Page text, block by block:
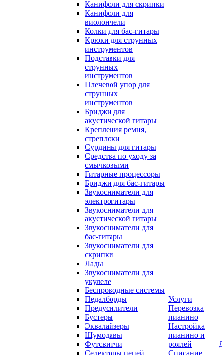
Канифоли для скрипки
Канифоли для
виолончели
Колки для бас-гитары
Крюки для струнных
инструментов
Подставки для
струнных
инструментов
Плечевой упор для
струнных
инструментов
Бриджи для
акустической гитары
Крепления ремня,
стреплоки
Сурдины для гитары
Средства по уходу за
смычковыми
Гитарные процессоры
Бриджи для бас-гитары
Звукосниматели для
электрогитары
Звукосниматели для
акустической гитары
Звукосниматели для
бас-гитары
Звукосниматели для
скрипки
Лады
Звукосниматели для
укулеле
Беспроводные системы
Педалборды
Предусилители
Бустеры
Эквалайзеры
Шумодавы
Футсвитчи
Селекторы цепей
Услуги
Перевозка
пианино
Настройка
пианино и
роялей
Списание